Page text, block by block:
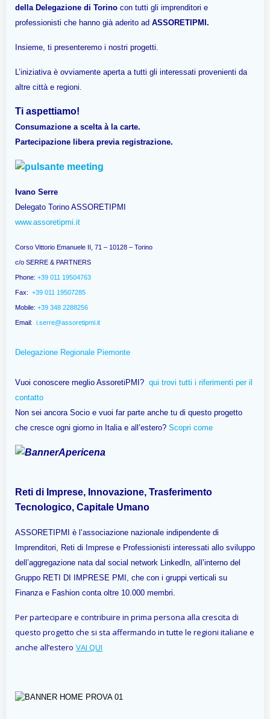
della Delegazione di Torino con tutti gli imprenditori e
professionisti che hanno già aderito ad ASSORETIPMI.
Insieme, ti presenteremo i nostri progetti.
L’iniziativa è ovviamente aperta a tutti gli interessati provenienti da
altre città e regioni.
Ti aspettiamo!
Consumazione a scelta à la carte.
Partecipazione libera previa registrazione.
Ivano Serre
Delegato Torino ASSORETIPMI
www.assoretipmi.it
Corso Vittorio Emanuele II, 71 – 10128 – Torino
c/o SERRE & PARTNERS
Phone: +39 011 19504763
Fax: +39 011 19507285
Mobile: +39 348 2288256
Email: i.serre@assoretipmi.it
Delegazione Regionale Piemonte
Vuoi conoscere meglio AssoretiPMI? qui trovi tutti i riferimenti per il
contatto
Non sei ancora Socio e vuoi far parte anche tu di questo progetto
che cresce ogni giorno in Italia e all’estero? Scopri come
Reti di Imprese, Innovazione, Trasferimento
Tecnologico, Capitale Umano
ASSORETIPMI è l’associazione nazionale indipendente di
Imprenditori, Reti di Imprese e Professionisti interessati allo sviluppo
dell’aggregazione nata dal social network LinkedIn, all’interno del
Gruppo RETI DI IMPRESE PMI, che con i gruppi verticali su
Finanza e Fashion conta oltre 10.000 membri.
Per partecipare e contribuire in prima persona alla crescita di
questo progetto che si sta affermando in tutte le regioni italiane e
anche all’estero VAI QUI